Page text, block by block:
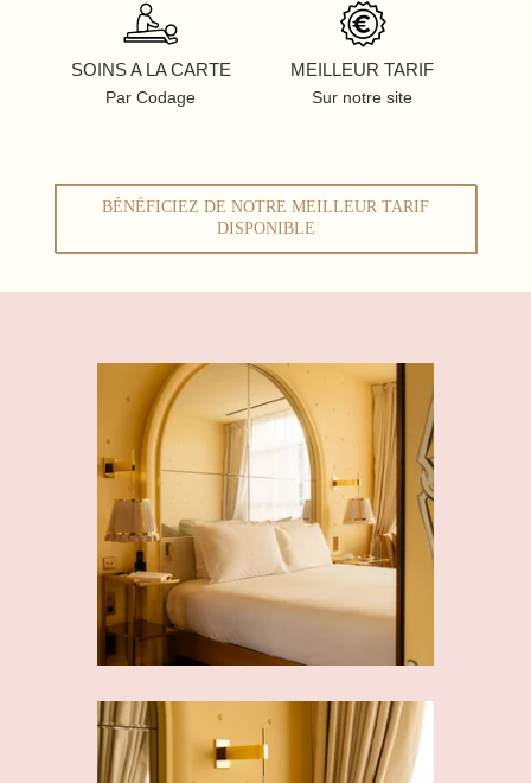
SOINS A LA CARTE
Par Codage
MEILLEUR TARIF
Sur notre site
BÉNÉFICIEZ DE NOTRE MEILLEUR TARIF
DISPONIBLE